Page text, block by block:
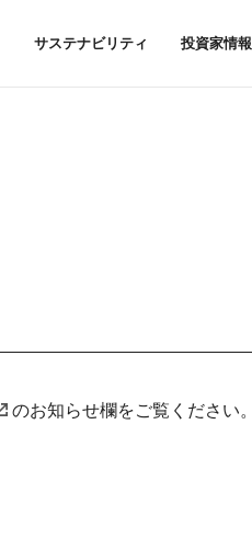
サステナビリティ 投資家情報
のお知らせ欄をご覧ください。